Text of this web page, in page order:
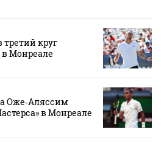
круг
в Монреале
Оже‑Аляссим
в Монреале